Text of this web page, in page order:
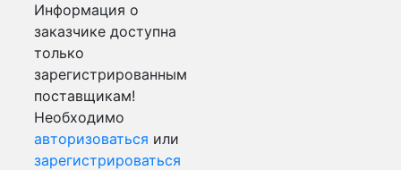
Информация о
заказчике доступна
только
зарегистрированным
поставщикам!
Необходимо
авторизоваться или
зарегистрироваться